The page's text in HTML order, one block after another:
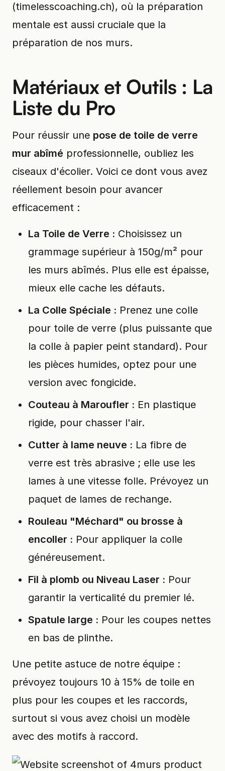
(timelesscoaching.ch), où la préparation
mentale est aussi cruciale que la
préparation de nos murs.
Matériaux et Outils : La
Liste du Pro
Pour réussir une pose de toile de verre
mur abîmé professionnelle, oubliez les
ciseaux d'écolier. Voici ce dont vous avez
réellement besoin pour avancer
efficacement :
La Toile de Verre : Choisissez un
grammage supérieur à 150g/m² pour
les murs abîmés. Plus elle est épaisse,
mieux elle cache les défauts.
La Colle Spéciale : Prenez une colle
pour toile de verre (plus puissante que
la colle à papier peint standard). Pour
les pièces humides, optez pour une
version avec fongicide.
Couteau à Maroufler : En plastique
rigide, pour chasser l'air.
Cutter à lame neuve : La fibre de
verre est très abrasive ; elle use les
lames à une vitesse folle. Prévoyez un
paquet de lames de rechange.
Rouleau "Méchard" ou brosse à
encoller : Pour appliquer la colle
généreusement.
Fil à plomb ou Niveau Laser : Pour
garantir la verticalité du premier lé.
Spatule large : Pour les coupes nettes
en bas de plinthe.
Une petite astuce de notre équipe :
prévoyez toujours 10 à 15% de toile en
plus pour les coupes et les raccords,
surtout si vous avez choisi un modèle
avec des motifs à raccord.